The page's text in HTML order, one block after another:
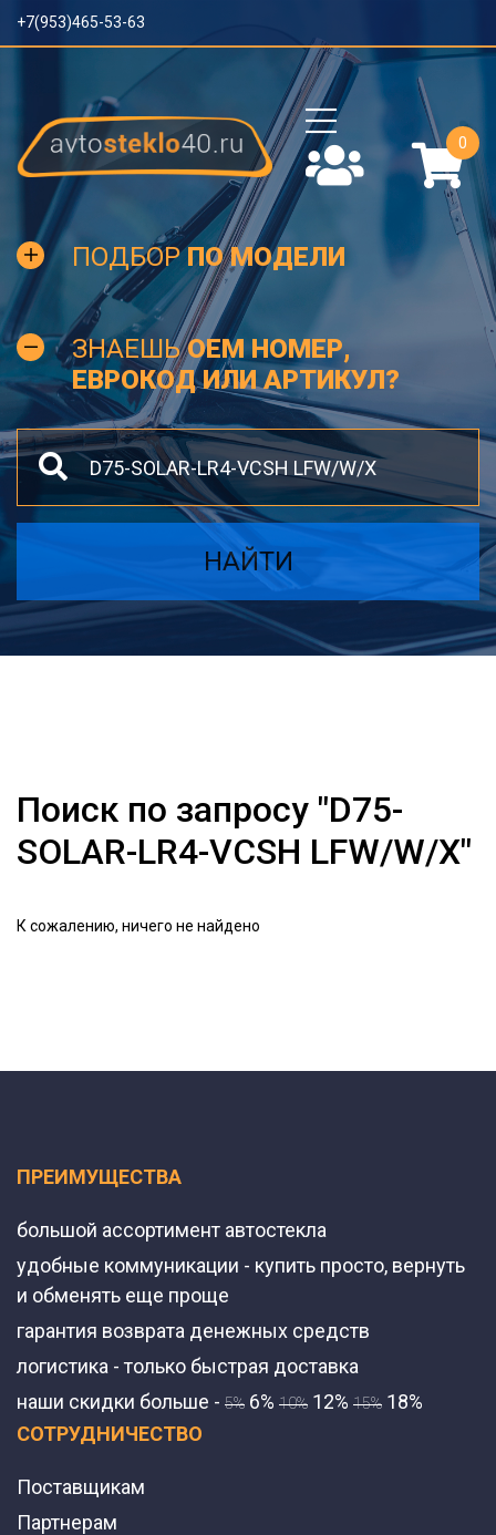
+7(953)465-53-63
0
ПОДБОРПО МОДЕЛИ
ЗНАЕШЬOEM НОМЕР,
ЕВРОКОД ИЛИ АРТИКУЛ?
НАЙТИ
Поиск по запросу "D75-
SOLAR-LR4-VCSH LFW/W/X"
К сожалению, ничего не найдено
ПРЕИМУЩЕСТВА
большой ассортимент автостекла
удобные коммуникации - купить просто, вернуть
и обменять еще проще
гарантия возврата денежных средств
логистика - только быстрая доставка
наши скидки больше - 5% 6% 10% 12% 15% 18%
СОТРУДНИЧЕСТВО
Поставщикам
Партнерам